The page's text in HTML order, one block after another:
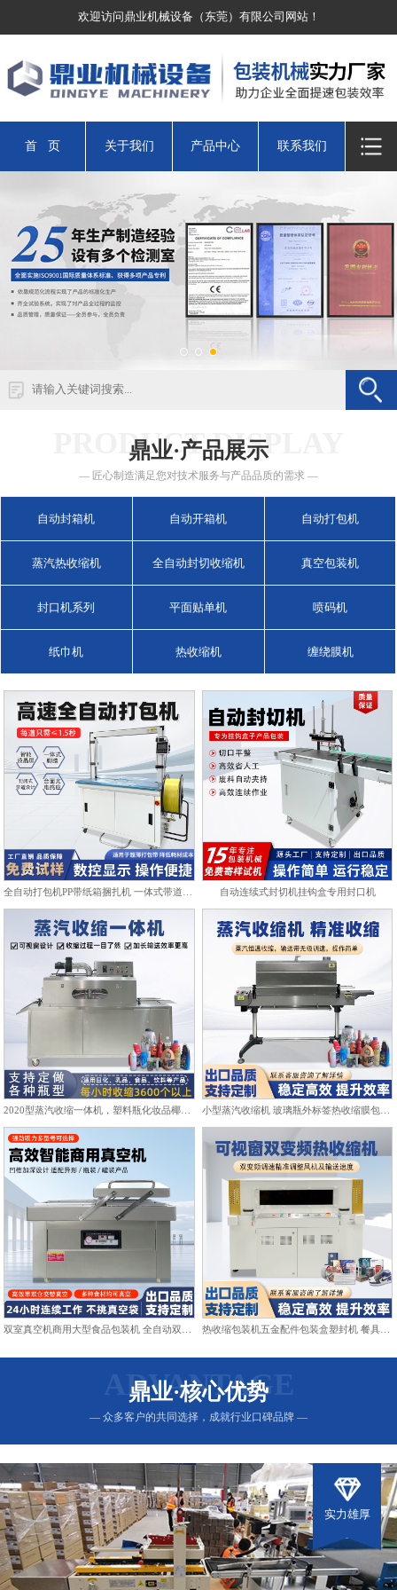
欢迎访问鼎业机械设备（东莞）有限公司网站！
首 页 关于我们 产品中心 联系我们
PRODUCT DISPLAY
鼎业·产品展示
— 匠心制造满足您对技术服务与产品品质的需求 —
自动封箱机 自动开箱机 自动打包机
蒸汽热收缩机 全自动封切收缩机 真空包装机
封口机系列 平面贴单机 喷码机
纸巾机 热收缩机 缠绕膜机
自动连续式封切机挂钩盒专用封口机
ADVANTAGE
鼎业·核心优势
— 众多客户的共同选择，成就行业口碑品牌 —
实力雄厚